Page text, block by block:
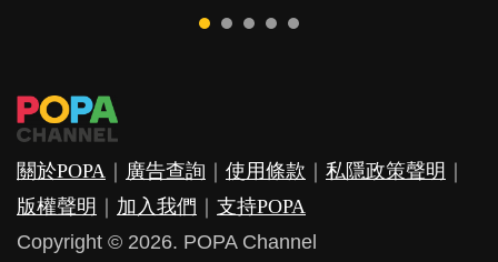
關於POPA 廣告查詢 使用條款 私隱政策聲明
版權聲明
加入我們
支持POPA
Copyright © 2026. POPA Channel